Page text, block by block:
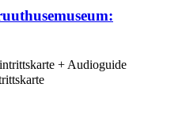
+ Audioguide